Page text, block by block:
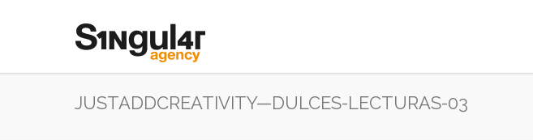
JUSTADDCREATIVITY—DULCES-LECTURAS-03